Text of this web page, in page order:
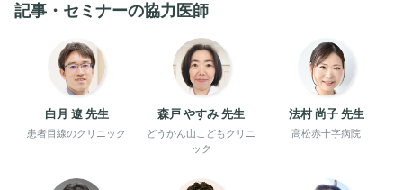
記事・セミナーの協力医師
白月 遼 先生
患者目線のクリニック
森戸 やすみ 先生
どうかん山こどもクリニ
ック
法村 尚子 先生
高松赤十字病院